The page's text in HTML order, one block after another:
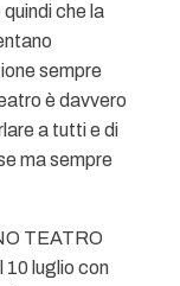
che la
sempre
è davvero
a tutti e di
ma sempre
TEATRO
10 luglio con